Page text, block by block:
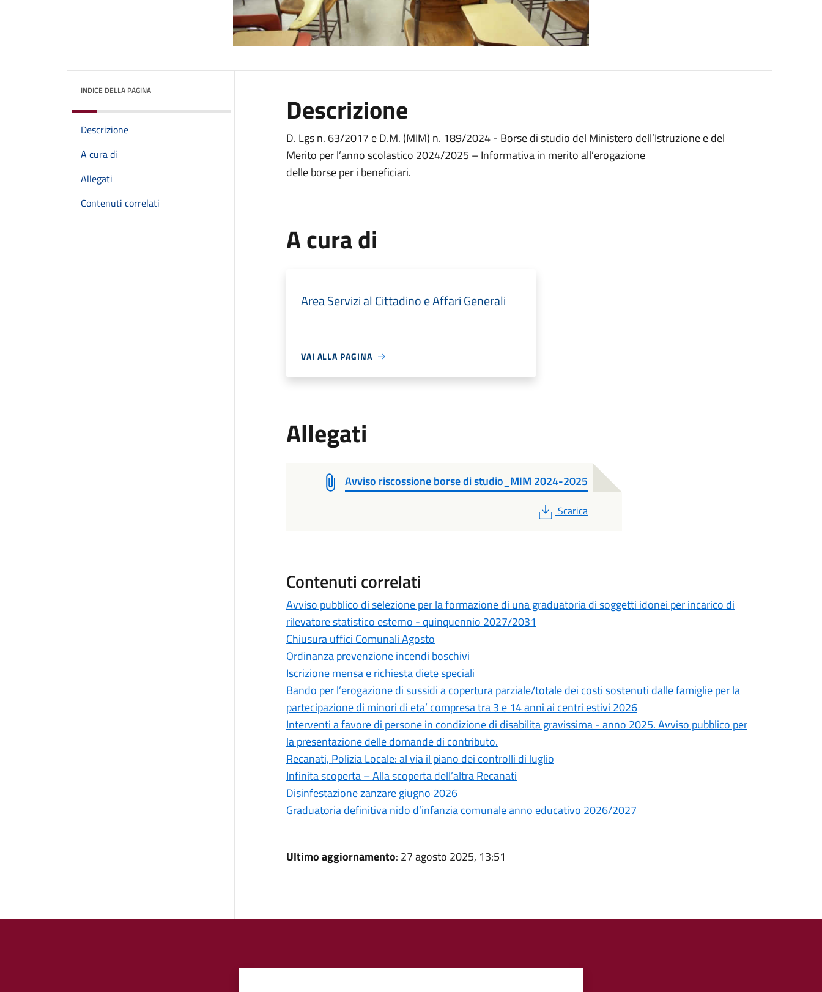
INDICE DELLA PAGINA
Descrizione
A cura di
Allegati
Contenuti correlati
Descrizione
D. Lgs n. 63/2017 e D.M. (MIM) n. 189/2024 - Borse di studio del Ministero dell’Istruzione e del
Merito per l’anno scolastico 2024/2025 – Informativa in merito all’erogazione
delle borse per i beneficiari.
A cura di
Area Servizi al Cittadino e Affari Generali
VAI ALLA PAGINA
Allegati
Avviso riscossione borse di studio_MIM 2024-2025
PDF
Scarica
Contenuti correlati
Avviso pubblico di selezione per la formazione di una graduatoria di soggetti idonei per incarico di
rilevatore statistico esterno - quinquennio 2027/2031
Chiusura uffici Comunali Agosto
Ordinanza prevenzione incendi boschivi
Iscrizione mensa e richiesta diete speciali
Bando per l’erogazione di sussidi a copertura parziale/totale dei costi sostenuti dalle famiglie per la
partecipazione di minori di eta’ compresa tra 3 e 14 anni ai centri estivi 2026
Interventi a favore di persone in condizione di disabilita gravissima - anno 2025. Avviso pubblico per
la presentazione delle domande di contributo.
Recanati, Polizia Locale: al via il piano dei controlli di luglio
Infinita scoperta – Alla scoperta dell’altra Recanati
Disinfestazione zanzare giugno 2026
Graduatoria definitiva nido d’infanzia comunale anno educativo 2026/2027
Ultimo aggiornamento: 27 agosto 2025, 13:51